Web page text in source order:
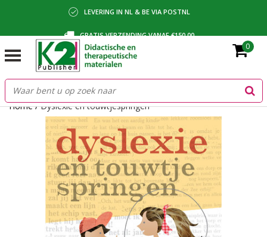
LEVERING IN NL & BE VIA POSTNL
GRATIS VERZENDING VANAF €150,00
BETALING VIA IDEAL, BANCONTACT OF FACTUUR
0
Home/Dyslexie en touwtjespringen